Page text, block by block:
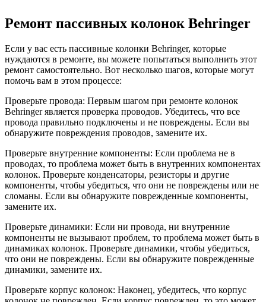
Ремонт пассивных колонок Behringer
Если у вас есть пассивные колонки Behringer, которые
нуждаются в ремонте, вы можете попытаться выполнить этот
ремонт самостоятельно. Вот несколько шагов, которые могут
помочь вам в этом процессе:
Проверьте провода: Первым шагом при ремонте колонок
Behringer является проверка проводов. Убедитесь, что все
провода правильно подключены и не повреждены. Если вы
обнаружите повреждения проводов, замените их.
Проверьте внутренние компоненты: Если проблема не в
проводах, то проблема может быть в внутренних компонентах
колонок. Проверьте конденсаторы, резисторы и другие
компоненты, чтобы убедиться, что они не повреждены или не
сломаны. Если вы обнаружите поврежденные компоненты,
замените их.
Проверьте динамики: Если ни провода, ни внутренние
компоненты не вызывают проблем, то проблема может быть в
динамиках колонок. Проверьте динамики, чтобы убедиться,
что они не повреждены. Если вы обнаружите поврежденные
динамики, замените их.
Проверьте корпус колонок: Наконец, убедитесь, что корпус